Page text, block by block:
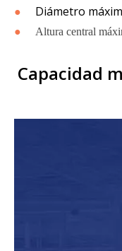
● Diámetro
●
Altura central
Capacidad